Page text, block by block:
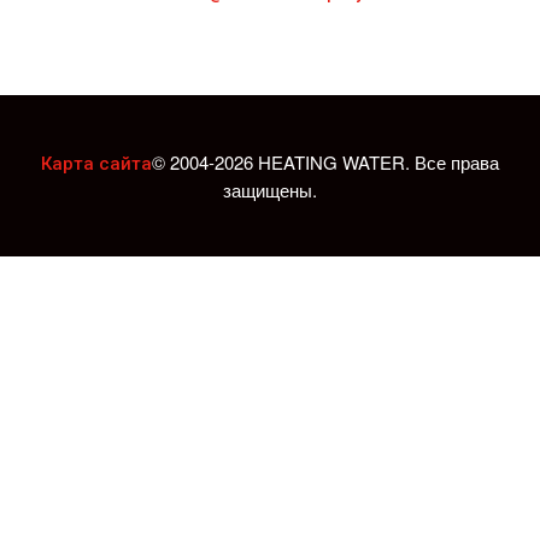
Карта сайта© 2004-2026 HEATING WATER. Все права
защищены.